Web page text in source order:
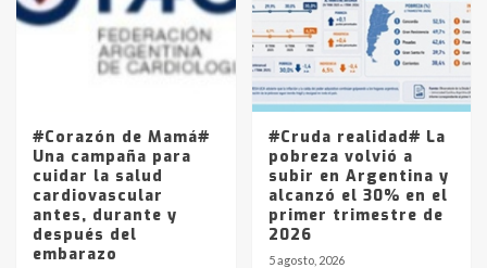
Los precios de los combustibles en
La Pampa, desde YPF hasta Axion
entre 857 a 1338 pesos
#Corazón de Mamá#
Una campaña para
cuidar la salud
cardiovascular
antes, durante y
después del
embarazo
#Cruda realidad# La
pobreza volvió a
subir en Argentina y
alcanzó el 30% en el
primer trimestre de
2026
5 agosto, 2026